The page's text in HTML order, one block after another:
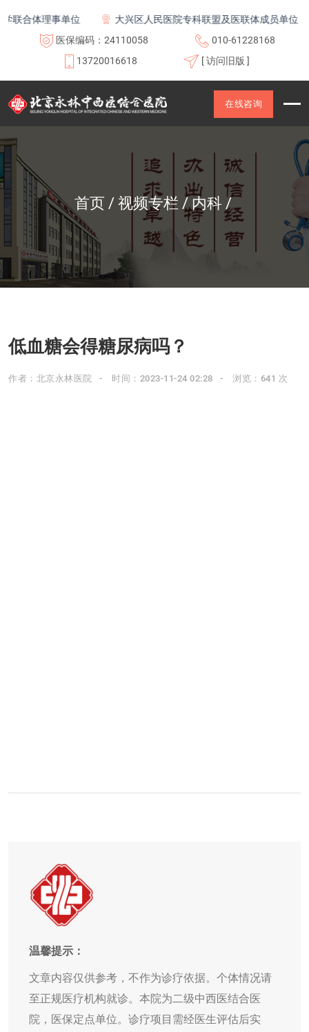
合体理事单位
大兴区人民医院专科联盟及医联体成员单位
医保编码：24110058
010-61228168
13720016618
[ 访问旧版 ]
在线咨询
首页 视频专栏 内科
低血糖会得糖尿病吗？
作者：北京永林医院 时间：2023-11-24 02:28 浏览：641 次
温馨提示：
文章内容仅供参考，不作为诊疗依据。个体情况请
至正规医疗机构就诊。本院为二级中西医结合医
院，医保定点单位。诊疗项目需经医生评估后实